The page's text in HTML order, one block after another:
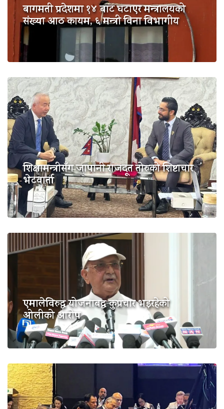
बागमती प्रदेशमा १४ बाट घटाएर मन्त्रालयको
संख्या आठ कायम, ६ मन्त्री विना विभागीय
शिक्षामन्त्रीसँग जापानी राजदूत तोरुको शिष्टाचार
भेटवार्ता
एमालेविरुद्ध योजनाबद्ध कुप्रचार भइरहेको
ओलीको आरोप